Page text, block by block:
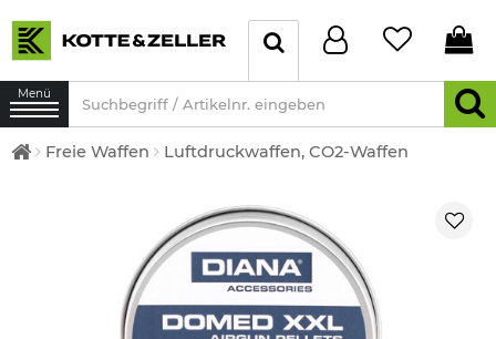
Menü
Freie Waffen Luftdruckwaffen, CO2-Waffen